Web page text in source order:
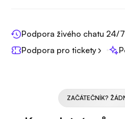
Podpora živého chatu 24/7
Podpora pro tickety
ZAČÁTEČNÍK?